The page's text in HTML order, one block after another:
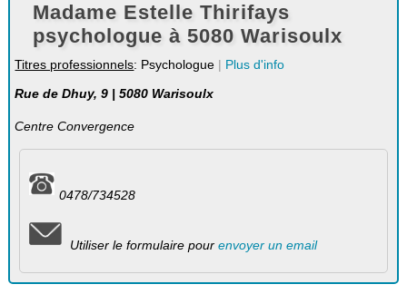
Madame Estelle Thirifays
psychologue à 5080 Warisoulx
Titres professionnels: Psychologue | Plus d'info
Rue de Dhuy, 9 | 5080 Warisoulx
Centre Convergence
0478/734528
Utiliser le formulaire pour envoyer un email